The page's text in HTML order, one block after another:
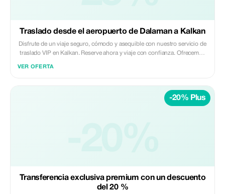
Traslado desde el aeropuerto de Dalaman a Kalkan
Disfrute de un viaje seguro, cómodo y asequible con nuestro servicio de
traslado VIP en Kalkan. Reserve ahora y viaje con confianza. Ofrecemos
VER OFERTA
-20% Plus
Transferencia exclusiva premium con un descuento
del 20 %